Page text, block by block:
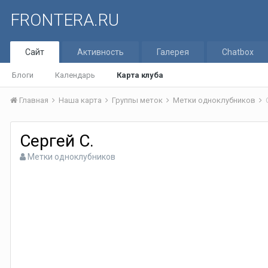
FRONTERA.RU
Сайт
Блоги Календарь Карта клуба
Активность Галерея Chatbox
Главная Наша карта Группы меток Метки одноклубников
Сергей С.
Метки одноклубников